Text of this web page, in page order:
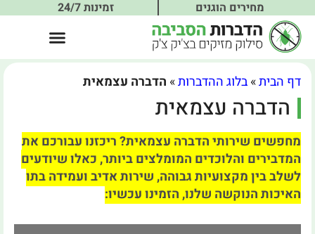
מחירים הוגנים זמינות 24/7
דף הבית»בלוג ההדברות» הדברה עצמאית
הדברה עצמאית
מחפשים שירותי הדברה עצמאית? ריכזנו עבורכם את
המדבירים והלוכדים המומלצים ביותר, כאלו שיודעים
לשלב בין מקצועיות גבוהה, שירות אדיב ועמידה בתו
האיכות הנוקשה שלנו, הזמינו עכשיו: